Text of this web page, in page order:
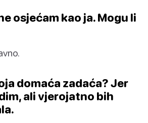
osjećam kao ja. Mogu li
domaća zadaća? Jer
ali vjerojatno bih